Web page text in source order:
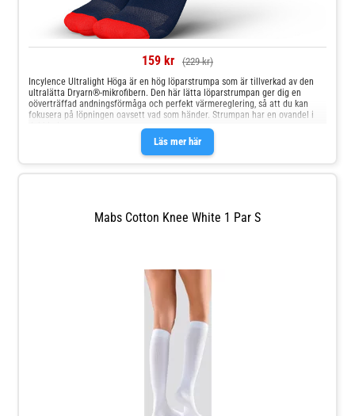
159 kr (229 kr)
Läs mer här
Incylence Ultralight Höga är en hög löparstrumpa som är tillverkad av den
ultralätta Dryarn®-mikrofibern. Den här lätta löparstrumpan ger dig en
oöverträffad andningsförmåga och perfekt värmereglering, så att du kan
fokusera på löpningen oavsett vad som händer. Strumpan har en ovandel i
Mabs Cotton Knee White 1 Par S